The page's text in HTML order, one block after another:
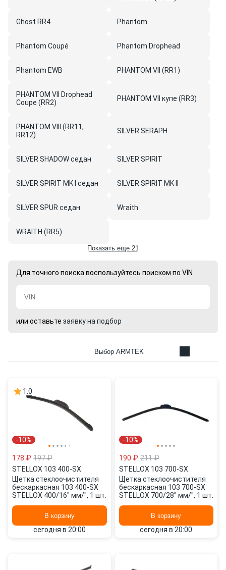
Ghost RR4 Phantom
Phantom Coupé Phantom Drophead
Phantom EWB PHANTOM VII (RR1)
PHANTOM VII Drophead
Coupe (RR2)
PHANTOM VII купе (RR3)
PHANTOM VIII (RR11,
RR12)
SILVER SERAPH
SILVER SHADOW седан SILVER SPIRIT
SILVER SPIRIT MK I седан SILVER SPIRIT MK II
SILVER SPUR седан Wraith
WRAITH (RR5)
Показать еще 21
Для точного поиска воспользуйтесь поиском по VIN
или оставьте заявку на подбор
Выбор ARMTEK
1.0
-10%
178 ₽ 197 ₽
STELLOX·103 400-SX
Щетка стеклоочистителя
бескаркасная 103 400-SX
STELLOX 400/16" мм/", 1 шт.
В корзину
сегодня в 20:00
-10%
190 ₽ 211 ₽
STELLOX·103 700-SX
Щетка стеклоочистителя
бескаркасная 103 700-SX
STELLOX 700/28" мм/", 1 шт.
В корзину
сегодня в 20:00